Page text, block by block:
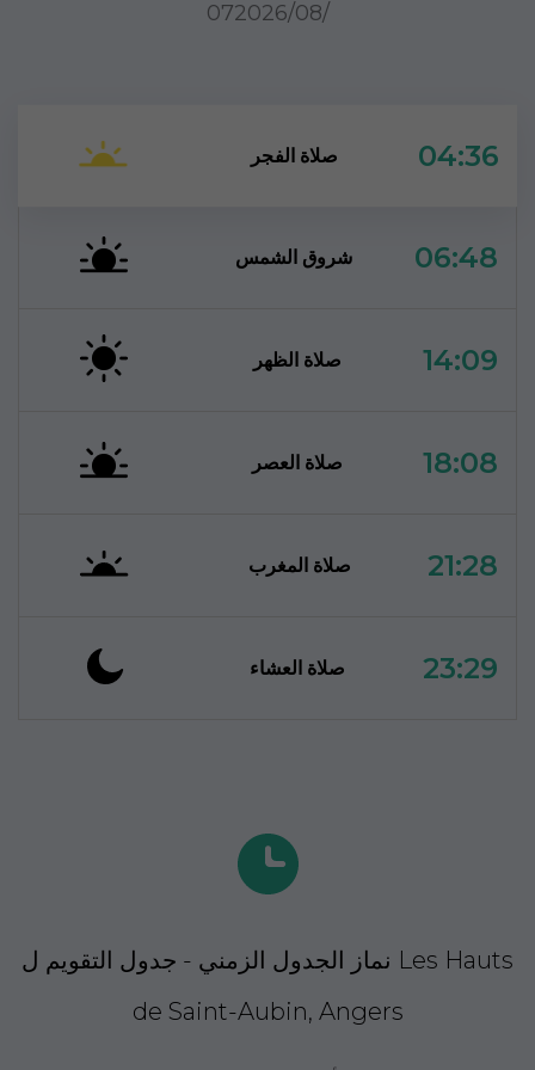
07‏/08‏/2026
صلاة الفجر 04:36
شروق الشمس 06:48
صلاة الظهر 14:09
صلاة العصر 18:08
صلاة المغرب 21:28
صلاة العشاء 23:29
نماز الجدول الزمني - جدول التقويم ل Les Hauts
de Saint-Aubin, Angers